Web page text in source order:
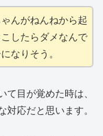
んがねんねから起
したらダメなんで
なりそう。
目が覚めた時は、
応だと思います。